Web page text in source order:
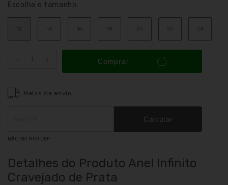
Escolha o tamanho:
12 14 16 18 20 22 24
Comprar
Meios de envio
ALTERAR CEP
Calcular
NÃO SEI MEU CEP
Detalhes do Produto Anel Infinito
Cravejado de Prata